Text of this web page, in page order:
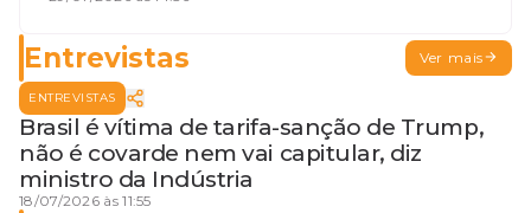
Entrevistas Ver mais
ENTREVISTAS
Brasil é vítima de tarifa-sanção de Trump,
não é covarde nem vai capitular, diz
ministro da Indústria
18/07/2026 às 11:55